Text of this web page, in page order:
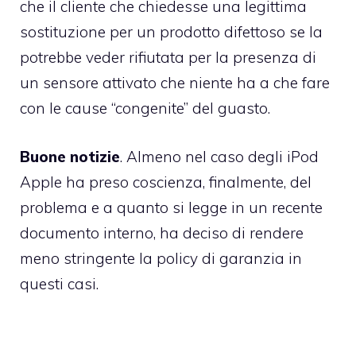
che il cliente che chiedesse una legittima
sostituzione per un prodotto difettoso se la
potrebbe veder rifiutata per la presenza di
un sensore attivato che niente ha a che fare
con le cause “congenite” del guasto.
Buone notizie. Almeno nel caso degli iPod
Apple ha preso coscienza, finalmente, del
problema e a quanto si legge in un recente
documento interno, ha deciso di rendere
meno stringente la policy di garanzia in
questi casi.